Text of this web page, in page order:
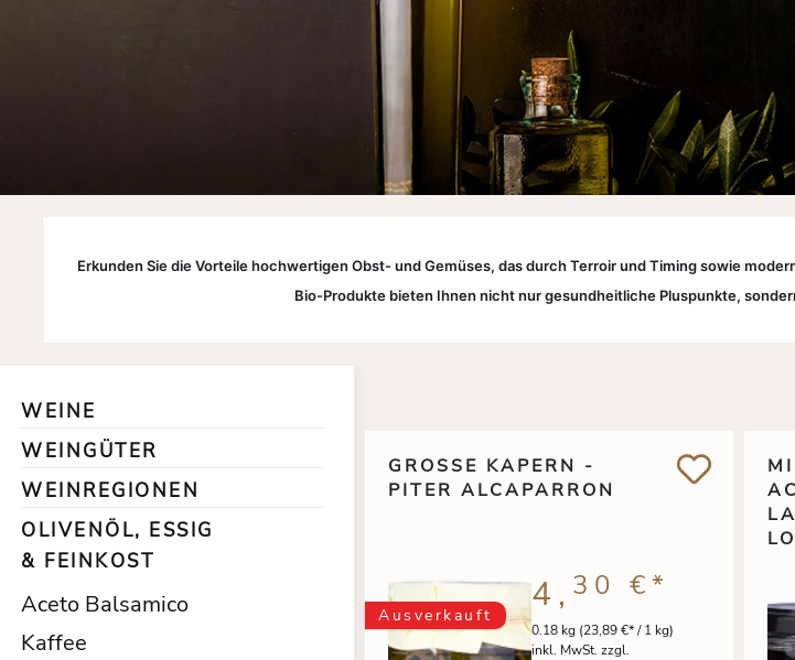
Erkunden Sie die Vorteile hochwertigen Obst- und Gemüses, das durch Terroir und Timing sowie
Bio-Produkte bieten Ihnen nicht nur gesundheitliche Pluspunkte,
WEINE
WEINGÜTER
WEINREGIONEN
OLIVENÖL, ESSIG
& FEINKOST
Aceto Balsamico
Kaffee
GROSSE KAPERN - P
ITER ALCAPARRON
Ausverkauft
0.18 kg (23,89 €* / 1 kg)
inkl. MwSt. zzgl.
4, 30 €*